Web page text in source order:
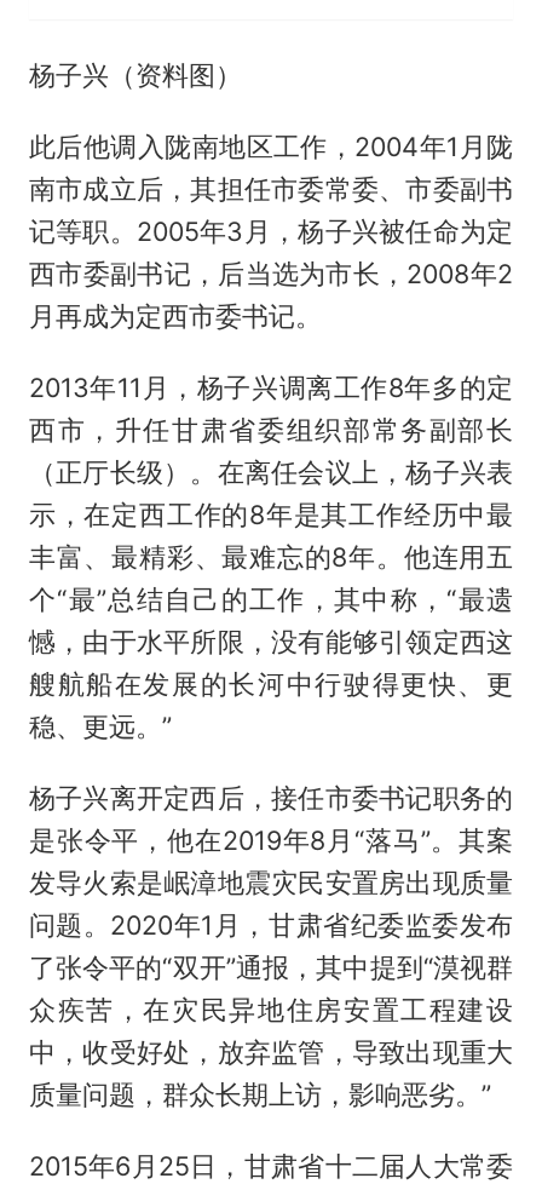
杨子兴（资料图）
此后他调入陇南地区工作，2004年1月陇
南市成立后，其担任市委常委、市委副书
记等职。2005年3月，杨子兴被任命为定
西市委副书记，后当选为市长，2008年2
月再成为定西市委书记。
2013年11月，杨子兴调离工作8年多的定
西市，升任甘肃省委组织部常务副部长
（正厅长级）。在离任会议上，杨子兴表
示，在定西工作的8年是其工作经历中最
丰富、最精彩、最难忘的8年。他连用五
个“最”总结自己的工作，其中称，“最遗
憾，由于水平所限，没有能够引领定西这
艘航船在发展的长河中行驶得更快、更
稳、更远。”
杨子兴离开定西后，接任市委书记职务的
是张令平，他在2019年8月“落马”。其案
发导火索是岷漳地震灾民安置房出现质量
问题。2020年1月，甘肃省纪委监委发布
了张令平的“双开”通报，其中提到“漠视群
众疾苦，在灾民异地住房安置工程建设
中，收受好处，放弃监管，导致出现重大
质量问题，群众长期上访，影响恶劣。”
2015年6月25日，甘肃省十二届人大常委